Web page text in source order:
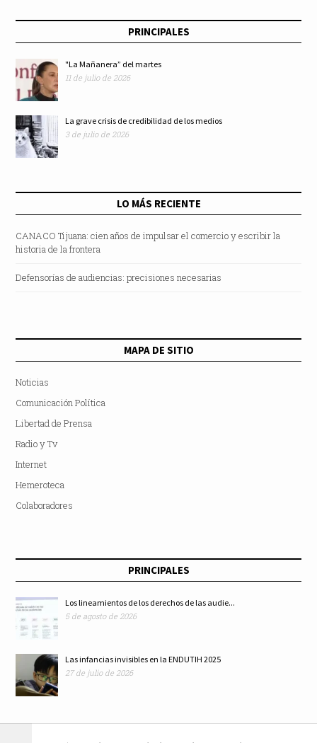
PRINCIPALES
"La Mañanera” del martes
11 de julio de 2026
La grave crisis de credibilidad de los medios
3 de julio de 2026
LO MÁS RECIENTE
CANACO Tijuana: cien años de impulsar el comercio y escribir la
historia de la frontera
Defensorías de audiencias: precisiones necesarias
MAPA DE SITIO
Noticias
Comunicación Política
Libertad de Prensa
Radio y Tv
Internet
Hemeroteca
Colaboradores
PRINCIPALES
Los lineamientos de los derechos de las audie...
5 de agosto de 2026
Las infancias invisibles en la ENDUTIH 2025
27 de julio de 2026